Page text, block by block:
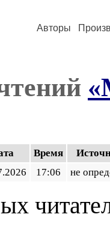
Авторы
Время
17:06 не